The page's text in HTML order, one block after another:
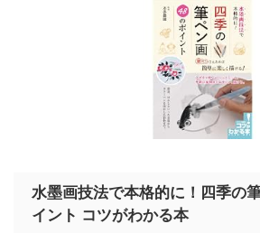
水墨画技法で本格的に！四季
イント コツがわかる本